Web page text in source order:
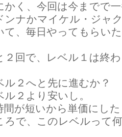
かく、今回は今までで
ンナかマイケル・ジャ
て、毎日やってもらい
２回で、レベル１は終
ル２へと先に進むか？
ル２より安いし。
間が短いから単価にし
ろで、このレベルって